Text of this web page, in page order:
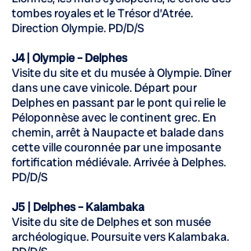
tombes royales et le Trésor d’Atrée.
Direction Olympie. PD/D/S
J4 | Olympie – Delphes
Visite du site et du musée à Olympie. Dîner
dans une cave vinicole. Départ pour
Delphes en passant par le pont qui relie le
Péloponnèse avec le continent grec. En
chemin, arrêt à Naupacte et balade dans
cette ville couronnée par une imposante
fortification médiévale. Arrivée à Delphes.
PD/D/S
J5 | Delphes – Kalambaka
Visite du site de Delphes et son musée
archéologique. Poursuite vers Kalambaka.